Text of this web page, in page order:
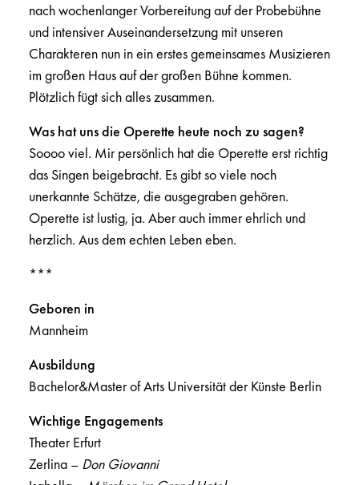
nach wochenlanger Vorbereitung auf der Probebühne
und intensiver Auseinandersetzung mit unseren
Charakteren nun in ein erstes gemeinsames Musizieren
im großen Haus auf der großen Bühne kommen.
Plötzlich fügt sich alles zusammen.
Was hat uns die Operette heute noch zu sagen?
Soooo viel. Mir persönlich hat die Operette erst richtig
das Singen beigebracht. Es gibt so viele noch
unerkannte Schätze, die ausgegraben gehören.
Operette ist lustig, ja. Aber auch immer ehrlich und
herzlich. Aus dem echten Leben eben.
***
Geboren in
Mannheim
Ausbildung
Bachelor&Master of Arts Universität der Künste Berlin
Wichtige Engagements
Theater Erfurt
Zerlina – Don Giovanni